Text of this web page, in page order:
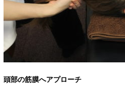
頭部の筋膜へアプローチ